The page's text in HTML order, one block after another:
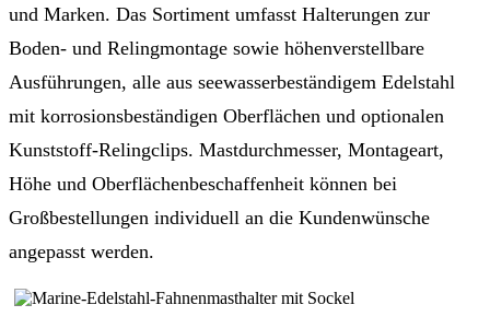
und Marken. Das Sortiment umfasst Halterungen zur
Boden- und Relingmontage sowie höhenverstellbare
Ausführungen, alle aus seewasserbeständigem Edelstahl
mit korrosionsbeständigen Oberflächen und optionalen
Kunststoff-Relingclips. Mastdurchmesser, Montageart,
Höhe und Oberflächenbeschaffenheit können bei
Großbestellungen individuell an die Kundenwünsche
angepasst werden.